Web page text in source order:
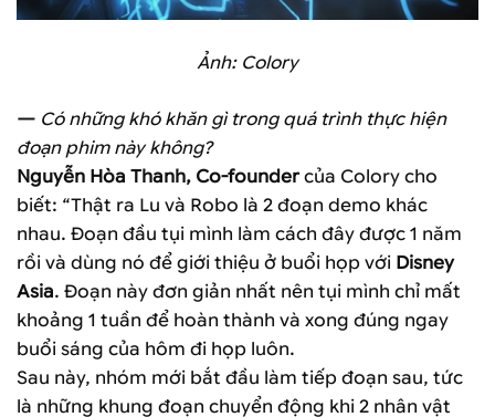
Ảnh: Colory
— Có những khó khăn gì trong quá trình thực hiện
đoạn phim này không?
Nguyễn Hòa Thanh, Co-foundercủa Colory cho
biết: “Thật ra Lu và Robo là 2 đoạn demo khác
nhau. Đoạn đầu tụi mình làm cách đây được 1 năm
rồi và dùng nó để giới thiệu ở buổi họp với Disney
Asia. Đoạn này đơn giản nhất nên tụi mình chỉ mất
khoảng 1 tuần để hoàn thành và xong đúng ngay
buổi sáng của hôm đi họp luôn.
Sau này, nhóm mới bắt đầu làm tiếp đoạn sau, tức
là những khung đoạn chuyển động khi 2 nhân vật